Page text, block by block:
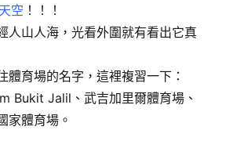
空 ！！！
人山人海，光看外圍就有看出它真
體育場的名字，這裡複習一下：
Bukit Jalil、武吉加里爾體育場、
家體育場。